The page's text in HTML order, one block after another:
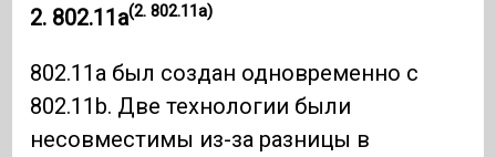
2. 802.11а(2. 802.11a)
802.11a был создан одновременно с
802.11b. Две технологии были
несовместимы из-за разницы в